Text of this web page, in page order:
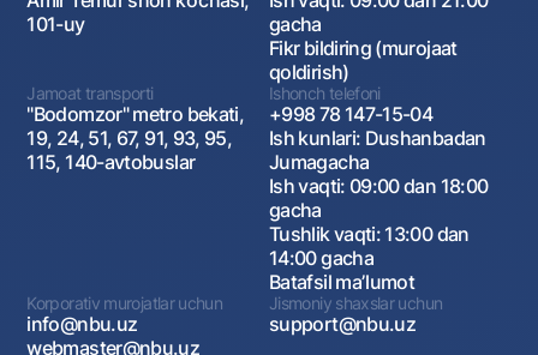
101-uy
gacha
Fikr bildiring (murojaat
qoldirish)
Jamoat transporti
"Bodomzor" metro bekati,
19, 24, 51, 67, 91, 93, 95,
115, 140-avtobuslar
Ishonch telefoni
+998 78 147-15-04
Ish kunlari: Dushanbadan
Jumagacha
Ish vaqti: 09:00 dan 18:00
gacha
Tushlik vaqti: 13:00 dan
14:00 gacha
Batafsil maʼlumot
Korporativ murojatlar uchun
info@nbu.uz
webmaster@nbu.uz
Jismoniy shaxslar uchun
support@nbu.uz